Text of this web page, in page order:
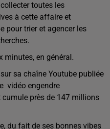
toutes les
à cette affaire et
pour trier et agencer les
minutes, en général.
sa chaîne Youtube publiée
vidéo engendre
près de 147 millions
du fait de ses bonnes vibes